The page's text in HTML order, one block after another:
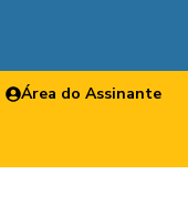
Área do Assinante